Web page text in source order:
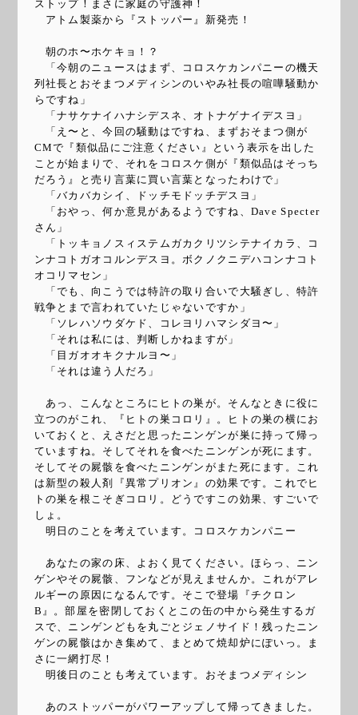
ストップ！まさに家庭の守護神！
アトム製薬から『ストッパー』新発売！
朝のホ〜ホケキョ！？
「今朝のニュースはまず、コロスケカンパニーの機天
列社長とおそまつメディシンのいやみ社長の喧嘩騒動か
らですね」
「ナサケナイハナシデスネ、オトナゲナイデスヨ」
「え〜と、今回の騒動はですね、まずおそまつ側が
CMで『類似品にご注意ください』という表示を出した
ことが始まりで、それをコロスケ側が『類似品はそっち
だろう』と売り言葉に買い言葉となったわけで」
「バカバカシイ、ドッチモドッチデスヨ」
「おやっ、何か意見があるようですね、Dave Specter
さん」
「トッキョノスィステムガカクリツシテナイカラ、コ
ンナコトガオコルンデスヨ。ボクノクニデハコンナコト
オコリマセン」
「でも、向こうでは特許の取り合いで大騒ぎし、特許
戦争とまで言われていたじゃないですか」
「ソレハソウダケド、コレヨリハマシダヨ〜」
「それは私には、判断しかねますが」
「目ガオオキクナルヨ〜」
「それは違う人だろ」
あっ、こんなところにヒトの巣が。そんなときに役に
立つのがこれ、『ヒトの巣コロリ』。ヒトの巣の横にお
いておくと、えさだと思ったニンゲンが巣に持って帰っ
ていますね。そしてそれを食べたニンゲンが死にます。
そしてその屍骸を食べたニンゲンがまた死にます。これ
は新型の殺人剤『異常プリオン』の効果です。これでヒ
トの巣を根こそぎコロリ。どうですこの効果、すごいで
しょ。
明日のことを考えています。コロスケカンパニー
あなたの家の床、よおく見てください。ほらっ、ニン
ゲンやその屍骸、フンなどが見えませんか。これがアレ
ルギーの原因になるんです。そこで登場『チクロン
B』。部屋を密閉しておくとこの缶の中から発生するガ
スで、ニンゲンどもを丸ごとジェノサイド！残ったニン
ゲンの屍骸はかき集めて、まとめて焼却炉にぽいっ。ま
さに一網打尽！
明後日のことも考えています。おそまつメディシン
あのストッパーがパワーアップして帰ってきました。